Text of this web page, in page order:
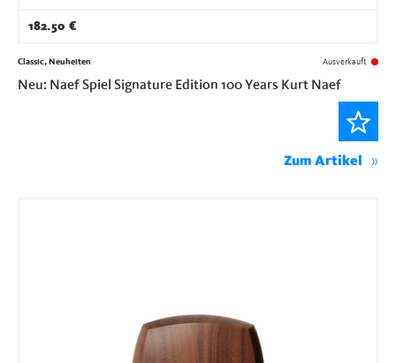
182.50 €
Classic, Neuheiten Ausverkauft
Neu: Naef Spiel Signature Edition 100 Years Kurt Naef
Zum Artikel